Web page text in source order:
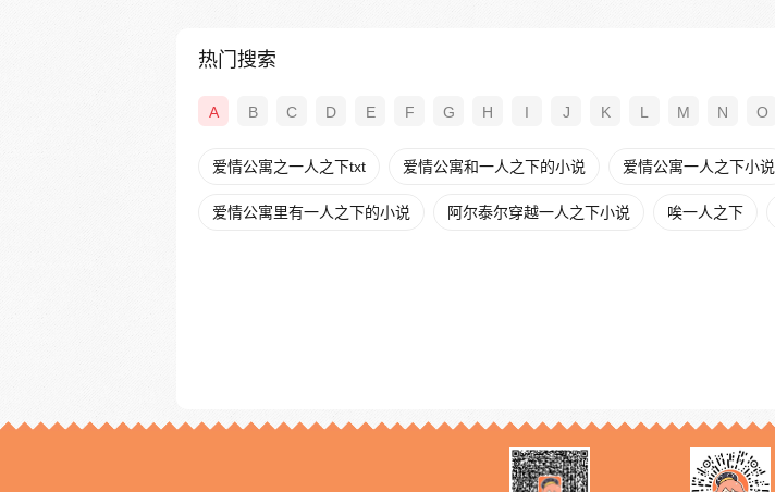
热门搜索
A B C D E F G H I J K L M N O
爱情公寓之一人之下txt 爱情公寓和一人之下的小说 爱情公寓一人之下小说
爱情公寓里有一人之下的小说 阿尔泰尔穿越一人之下小说 唉一人之下